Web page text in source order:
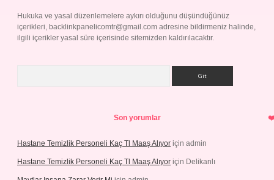
Hukuka ve yasal düzenlemelere aykırı olduğunu düşündüğünüz
içerikleri, backlinkpanelicomtr@gmail.com adresine bildirmeniz halinde,
ilgili içerikler yasal süre içerisinde sitemizden kaldırılacaktır.
Son yorumlar
Hastane Temizlik Personeli Kaç Tl Maaş Alıyor için admin
Hastane Temizlik Personeli Kaç Tl Maaş Alıyor için Delikanlı